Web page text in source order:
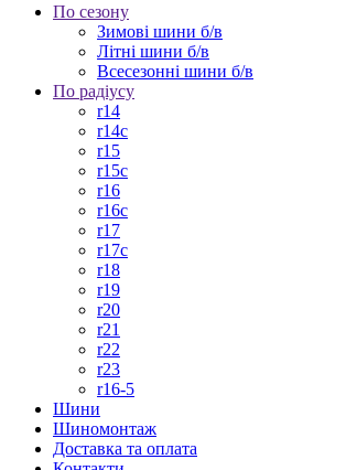
По сезону
Зимові шини б/в
Літні шини б/в
Всесезонні шини б/в
По радіусу
r14
r14c
r15
r15c
r16
r16c
r17
r17c
r18
r19
r20
r21
r22
r23
r16-5
Шини
Шиномонтаж
Доставка та оплата